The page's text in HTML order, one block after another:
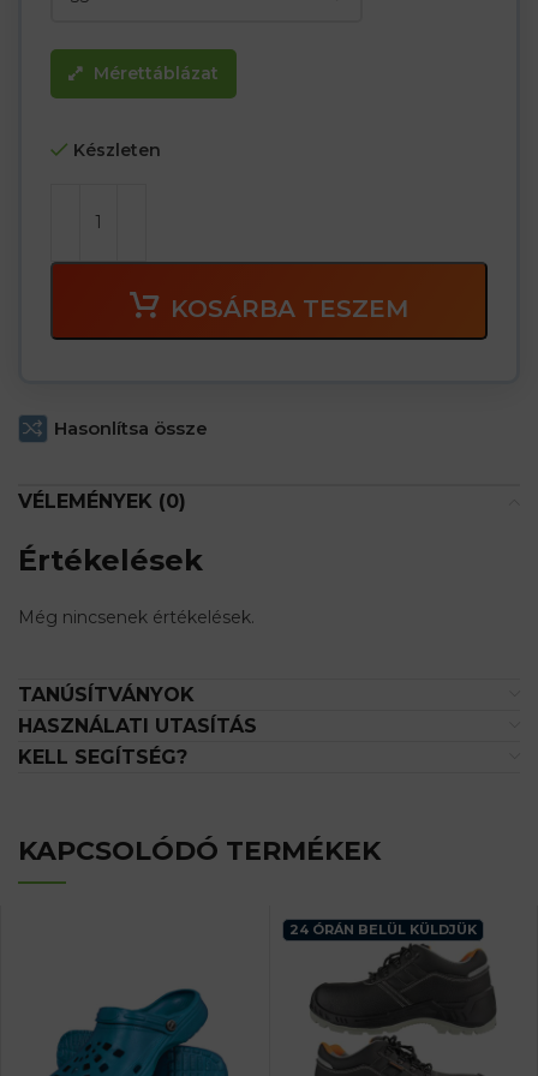
Mérettáblázat
Készleten
KOSÁRBA TESZEM
Hasonlítsa össze
VÉLEMÉNYEK (0)
Értékelések
Még nincsenek értékelések.
TANÚSÍTVÁNYOK
HASZNÁLATI UTASÍTÁS
KELL SEGÍTSÉG?
KAPCSOLÓDÓ TERMÉKEK
24 ÓRÁN BELÜL KÜLDJÜK